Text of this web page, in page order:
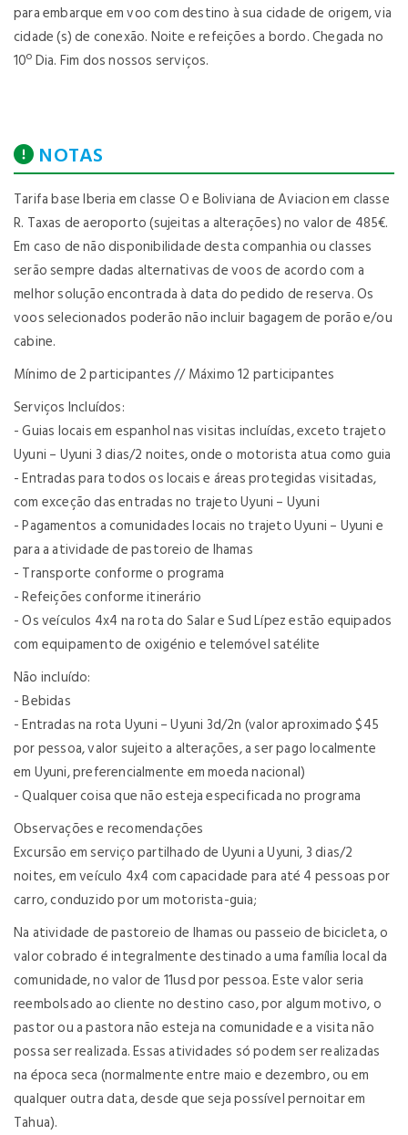
para embarque em voo com destino à sua cidade de origem, via
cidade (s) de conexão. Noite e refeições a bordo. Chegada no
10º Dia. Fim dos nossos serviços.
NOTAS
Tarifa base Iberia em classe O e Boliviana de Aviacion em classe
R. Taxas de aeroporto (sujeitas a alterações) no valor de 485€.
Em caso de não disponibilidade desta companhia ou classes
serão sempre dadas alternativas de voos de acordo com a
melhor solução encontrada à data do pedido de reserva. Os
voos selecionados poderão não incluir bagagem de porão e/ou
cabine.
Mínimo de 2 participantes // Máximo 12 participantes
Serviços Incluídos:
- Guias locais em espanhol nas visitas incluídas, exceto trajeto
Uyuni – Uyuni 3 dias/2 noites, onde o motorista atua como guia
- Entradas para todos os locais e áreas protegidas visitadas,
com exceção das entradas no trajeto Uyuni – Uyuni
- Pagamentos a comunidades locais no trajeto Uyuni – Uyuni e
para a atividade de pastoreio de lhamas
- Transporte conforme o programa
- Refeições conforme itinerário
- Os veículos 4x4 na rota do Salar e Sud Lípez estão equipados
com equipamento de oxigénio e telemóvel satélite
Não incluído:
- Bebidas
- Entradas na rota Uyuni – Uyuni 3d/2n (valor aproximado $45
por pessoa, valor sujeito a alterações, a ser pago localmente
em Uyuni, preferencialmente em moeda nacional)
- Qualquer coisa que não esteja especificada no programa
Observações e recomendações
Excursão em serviço partilhado de Uyuni a Uyuni, 3 dias/2
noites, em veículo 4x4 com capacidade para até 4 pessoas por
carro, conduzido por um motorista-guia;
Na atividade de pastoreio de lhamas ou passeio de bicicleta, o
valor cobrado é integralmente destinado a uma família local da
comunidade, no valor de 11usd por pessoa. Este valor seria
reembolsado ao cliente no destino caso, por algum motivo, o
pastor ou a pastora não esteja na comunidade e a visita não
possa ser realizada. Essas atividades só podem ser realizadas
na época seca (normalmente entre maio e dezembro, ou em
qualquer outra data, desde que seja possível pernoitar em
Tahua).